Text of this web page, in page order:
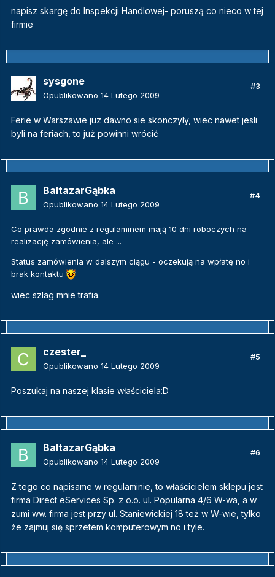
napisz skargę do Inspekcji Handlowej- poruszą co nieco w tej
firmie
sysgone
Opublikowano 14 Lutego 2009
#3
Ferie w Warszawie juz dawno sie skonczyly, wiec nawet jesli
byli na feriach, to już powinni wrócić
BaltazarGąbka
Opublikowano 14 Lutego 2009
#4
Co prawda zgodnie z regulaminem mają 10 dni roboczych na
realizację zamówienia, ale ...
Status zamówienia w dalszym ciągu - oczekują na wpłatę no i
brak kontaktu
wiec szlag mnie trafia.
czester_
Opublikowano 14 Lutego 2009
#5
Poszukaj na naszej klasie właściciela:D
BaltazarGąbka
Opublikowano 14 Lutego 2009
#6
Z tego co napisame w regulaminie, to właścicielem sklepu jest
firma Direct eServices Sp. z o.o. ul. Popularna 4/6 W-wa, a w
zumi ww. firma jest przy ul. Staniewickiej 18 też w W-wie, tylko
że zajmuj się sprzetem komputerowym no i tyle.